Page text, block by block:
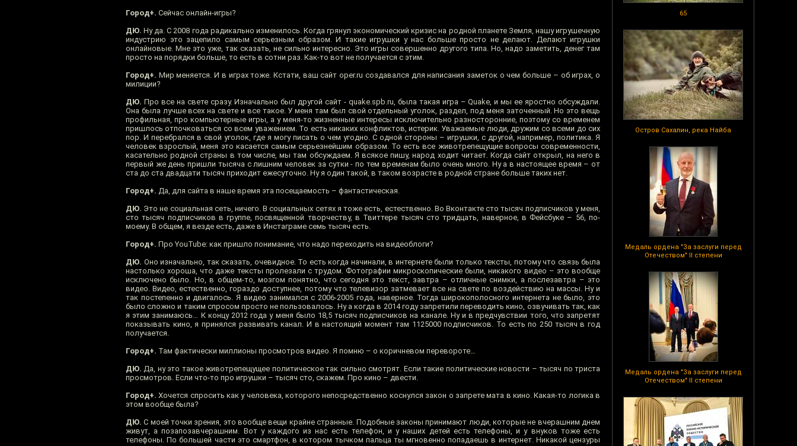
65
Остров Сахалин, река Найба
Медаль ордена "За заслуги перед
Отечеством" II степени
Медаль ордена "За заслуги перед
Отечеством" II степени
Город+. Сейчас онлайн-игры?
ДЮ. Ну да. С 2008 года радикально изменилось. Когда грянул экономический кризис на родной планете Земля, нашу игрушечную
индустрию это зацепило самым серьезным образом. И такие игрушки у нас больше просто не делают. Делают игрушки
онлайновые. Мне это уже, так сказать, не сильно интересно. Это игры совершенно другого типа. Но, надо заметить, денег там
просто на порядки больше, то есть в сотни раз. Как-то вот не получается с этим.
Город+. Мир меняется. И в играх тоже. Кстати, ваш сайт oper.ru создавался для написания заметок о чем больше – об играх, о
милиции?
ДЮ. Про все на свете сразу. Изначально был другой сайт - quake.spb.ru, была такая игра – Quake, и мы ее яростно обсуждали.
Она была лучше всех на свете и все такое. У меня там был свой отдельный уголок, раздел, под меня заточенный. Но это вещь
профильная, про компьютерные игры, а у меня-то жизненные интересы исключительно разносторонние, поэтому со временем
пришлось отпочковаться со всем уважением. То есть никаких конфликтов, истерик. Уважаемые люди, дружим со всеми до сих
пор. И перебрался в свой уголок, где я могу писать о чем угодно. С одной стороны – игрушки, с другой, например, политика. Я
человек взрослый, меня это касается самым серьезнейшим образом. То есть все животрепещущие вопросы современности,
касательно родной страны в том числе, мы там обсуждаем. Я всякое пишу, народ ходит читает. Когда сайт открыл, на него в
первый же день пришли тысяча с лишним человек за сутки - по тем временам было очень много. Ну а в настоящее время – от
ста до ста двадцати тысяч приходит ежесуточно. Ну я один такой, в таком возрасте в родной стране больше таких нет.
Город+. Да, для сайта в наше время эта посещаемость – фантастическая.
ДЮ. Это не социальная сеть, ничего. В социальных сетях я тоже есть, естественно. Во Вконтакте сто тысяч подписчиков у меня,
сто тысяч подписчиков в группе, посвященной творчеству, в Твиттере тысяч сто тридцать, наверное, в Фейсбуке – 56, по-
моему. В общем, я везде есть, даже в Инстаграме семь тысяч есть.
Город+. Про YouTube: как пришло понимание, что надо переходить на видеоблоги?
ДЮ. Оно изначально, так сказать, очевидное. То есть когда начинали, в интернете были только тексты, потому что связь была
настолько хороша, что даже тексты пролезали с трудом. Фотографии микроскопические были, никакого видео – это вообще
исключено было. Но, в общем-то, мозгом понятно, что сегодня это текст, завтра – отличные снимки, а послезавтра – это
видео. Видео, естественно, гораздо доступнее, потому что телевизор затмевает все на свете по воздействию на массы. Ну и
так постепенно и двигалось. Я видео занимался с 2006-2005 года, наверное. Тогда широкополосного интернета не было, это
было сложно и таким спросом просто не пользовалось. Ну а когда в 2014 году запретили переводить кино, озвучивать так, как
я этим занимаюсь… К концу 2012 года у меня было 18,5 тысяч подписчиков на канале. Ну и в предчувствии того, что запретят
показывать кино, я принялся развивать канал. И в настоящий момент там 1125000 подписчиков. То есть по 250 тысяч в год
получается.
Город+. Там фактически миллионы просмотров видео. Я помню – о коричневом перевороте…
ДЮ. Да, ну это такое животрепещущее политическое так сильно смотрят. Если такие политические новости – тысяч по триста
просмотров. Если что-то про игрушки – тысяч сто, скажем. Про кино – двести.
Город+. Хочется спросить как у человека, которого непосредственно коснулся закон о запрете мата в кино. Какая-то логика в
этом вообще была?
ДЮ. С моей точки зрения, это вообще вещи крайне странные. Подобные законы принимают люди, которые не вчерашним днем
живут, а позапозавчерашним. Вот у каждого из нас есть телефон, и у наших детей есть телефоны, и у внуков тоже есть
телефоны. По большей части это смартфон, в котором тычком пальца ты мгновенно попадаешь в интернет. Никакой цензуры